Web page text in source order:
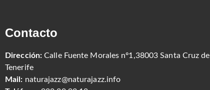
Contacto
Dirección: Calle Fuente Morales nº1,38003 Santa Cruz de
Tenerife
Mail: naturajazz@naturajazz.info